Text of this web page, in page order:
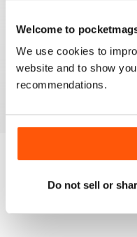
Welcome to
We use cookies to
website and to show
recommendations.
Do not sell or
23-03
€3,49
23-
Australia